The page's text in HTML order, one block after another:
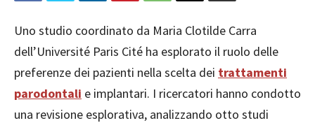
Uno studio coordinato da Maria Clotilde Carra
dell’Université Paris Cité ha esplorato il ruolo delle
preferenze dei pazienti nella scelta dei trattamenti
parodontali e implantari. I ricercatori hanno condotto
una revisione esplorativa, analizzando otto studi